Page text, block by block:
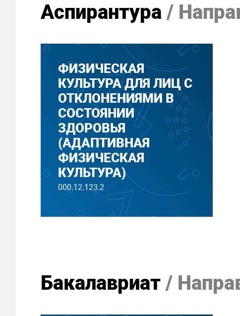
Аспирантура /
ФИЗИЧЕСКАЯ
КУЛЬТУРА ДЛЯ ЛИЦ С
ОТКЛОНЕНИЯМИ В
СОСТОЯНИИ
ЗДОРОВЬЯ
(АДАПТИВНАЯ
ФИЗИЧЕСКАЯ
КУЛЬТУРА)
000.12.123.2
Бакалавриат /